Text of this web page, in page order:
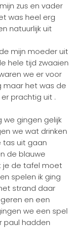
zus en vader
was heel erg
natuurlijk uit
mijn moeder uit
hele tijd zwaaien
we er voor
maar het was de
prachtig uit .
we gingen gelijk
we wat drinken
tas uit gaan
de blauwe
je de tafel moet
spelen ik ging
strand daar
en een
we een spel
paul hadden